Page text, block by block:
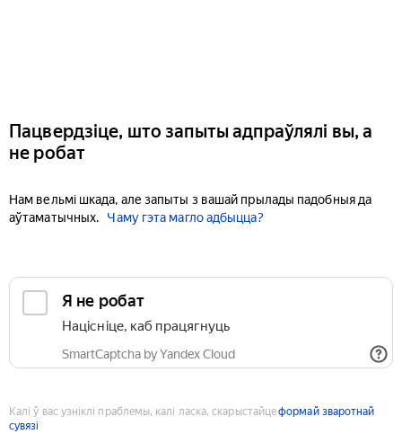
Пацвердзіце, што запыты адпраўлялі вы, а
не робат
Нам вельмі шкада, але запыты з вашай прылады падобныя да
аўтаматычных.
Чаму гэта магло адбыцца?
Я не робат
Націсніце, каб працягнуць
SmartCaptcha by Yandex Cloud
Калі ў вас узніклі праблемы, калі ласка, скарыстайцеформай зваротнай
сувязі